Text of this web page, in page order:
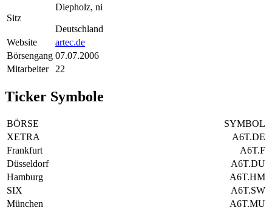
Sitz
Diepholz, ni
Deutschland
Website
artec.de
Börsengang 07.07.2006
Mitarbeiter
22
Ticker Symbole
BÖRSE
SYMBOL
XETRA
A6T.DE
Frankfurt
A6T.F
Düsseldorf
A6T.DU
Hamburg
A6T.HM
SIX
A6T.SW
München
A6T.MU